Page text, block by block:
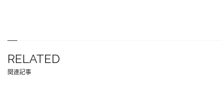
RELATED
関連記事